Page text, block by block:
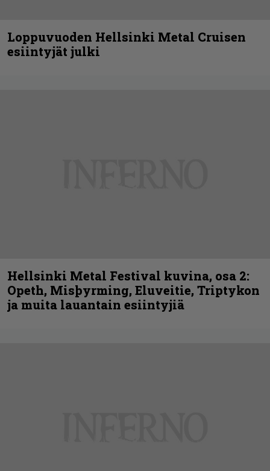
Loppuvuoden Hellsinki Metal Cruisen
esiintyjät julki
Hellsinki Metal Festival kuvina, osa 2:
Opeth, Misþyrming, Eluveitie, Triptykon
ja muita lauantain esiintyjiä